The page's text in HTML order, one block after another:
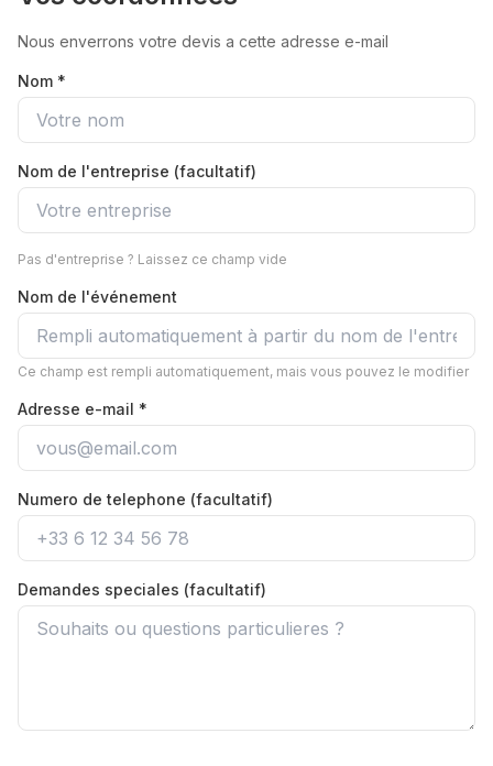
Nous enverrons votre devis a cette adresse e-mail
Nom *
Nom de l'entreprise (facultatif)
Pas d'entreprise ? Laissez ce champ vide
Nom de l'événement
Ce champ est rempli automatiquement, mais vous pouvez le modifier
Adresse e-mail *
Numero de telephone (facultatif)
Demandes speciales (facultatif)